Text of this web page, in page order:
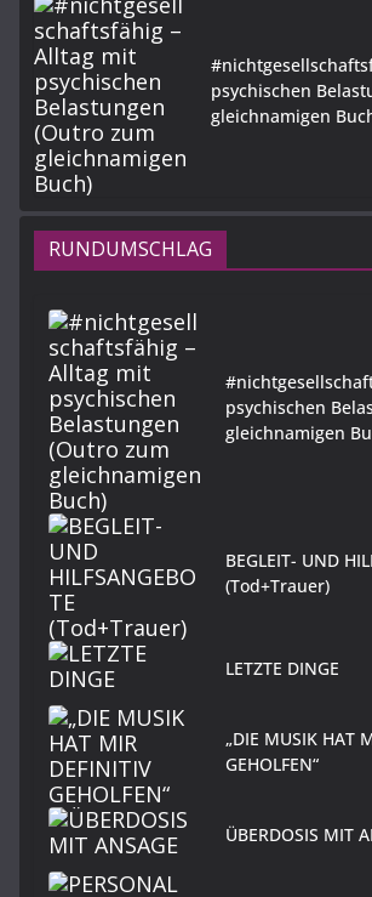
psychischen
gleichnamigen
RUNDUMSCHLAG
psychischen
gleichnamigen
BEGLEIT- UND
(Tod+Trauer)
LETZTE DINGE
„DIE MUSIK HAT
GEHOLFEN“
ÜBERDOSIS MIT